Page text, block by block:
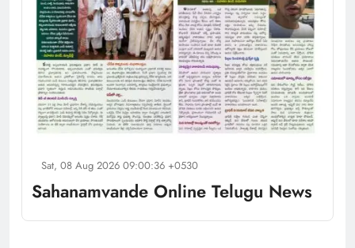
Sat, 08 Aug 2026 09:00:36 +0530
Sahanamvande Online Telugu News